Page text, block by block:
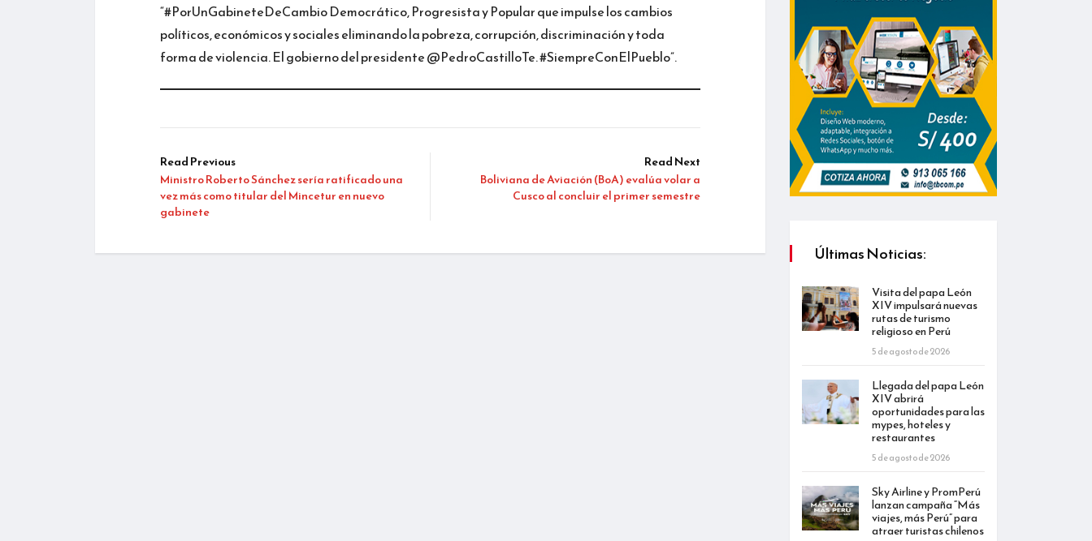
“#PorUnGabineteDeCambio Democrático, Progresista y Popular que impulse los cambios
políticos, económicos y sociales eliminando la pobreza, corrupción, discriminación y toda
forma de violencia. El gobierno del presidente @PedroCastilloTe. #SiempreConElPueblo”.
Read Previous
Ministro Roberto Sánchez sería ratificado una
vez más como titular del Mincetur en nuevo
gabinete
Read Next
Boliviana de Aviación (BoA) evalúa volar a
Cusco al concluir el primer semestre
Últimas Noticias:
Visita del papa León
XIV impulsará nuevas
rutas de turismo
religioso en Perú
5 de agosto de 2026
Llegada del papa León
XIV abrirá
oportunidades para las
mypes, hoteles y
restaurantes
5 de agosto de 2026
Sky Airline y PromPerú
lanzan campaña “Más
viajes, más Perú” para
atraer turistas chilenos